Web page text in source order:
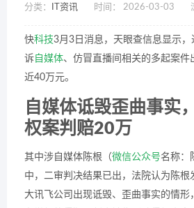
分类： IT资讯 时间： 2026-03-03
快科技3月3日消息，天眼查信息显示
诉 自媒体、仿冒直播间相关的多起案件
近40万元。
自媒体诋毁歪曲事实
权案判赔20万
其中涉自媒体陈根（微信公众号名称：
中，二审判决结果已出，法院认为陈根
大讯飞公司出现诋毁、歪曲事实的情形